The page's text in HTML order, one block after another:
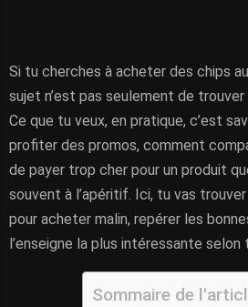
Si tu cherches à acheter des chips
sujet n’est pas seulement de trouver
Ce que tu veux, en pratique, c’est
profiter des promos, comment
de payer trop cher pour un produit
souvent à l’apéritif. Ici, tu vas
pour acheter malin, repérer les
l’enseigne la plus intéressante selon
Sommaire de